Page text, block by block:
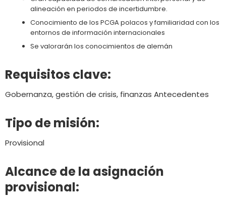
alineación en periodos de incertidumbre.
Conocimiento de los PCGA polacos y familiaridad con los
entornos de información internacionales
Se valorarán los conocimientos de alemán
Requisitos clave:
Gobernanza, gestión de crisis, finanzas Antecedentes
Tipo de misión:
Provisional
Alcance de la asignación
provisional: